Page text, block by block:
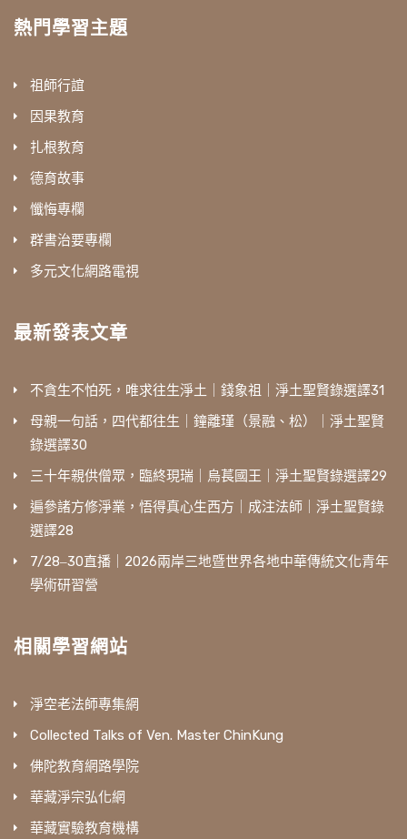
熱門學習主題
祖師行誼
因果教育
扎根教育
德育故事
懺悔專欄
群書治要專欄
多元文化網路電視
最新發表文章
不貪生不怕死，唯求往生淨土｜錢象祖｜淨土聖賢錄選譯31
母親一句話，四代都往生｜鐘離瑾（景融、松）｜淨土聖賢
錄選譯30
三十年親供僧眾，臨終現瑞｜烏萇國王｜淨土聖賢錄選譯29
遍參諸方修淨業，悟得真心生西方｜成注法師｜淨土聖賢錄
選譯28
7/28‒30直播｜2026兩岸三地暨世界各地中華傳統文化青年
學術研習營
相關學習網站
淨空老法師專集網
Collected Talks of Ven. Master ChinKung
佛陀教育網路學院
華藏淨宗弘化網
華藏實驗教育機構